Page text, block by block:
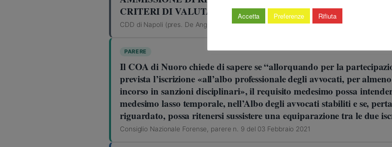
CRITERI DI VALUTAZIONE
CDD di Napoli (pres. De Angelis Giuseppe, rel. Cuomo Maria), decisione n. 9 del 05
PARERE
Il COA di Nuoro chiede di sapere se “allorquando per la
prevista l’iscrizione «all’albo professionale degli avvocati, per
incorso in sanzioni disciplinari», il requisito medesimo possa
medesimo lasso temporale, nell’Albo degli avvocati stabiliti e se,
riguardato, possa ritenersi sussistere una equiparazione tra le due
Consiglio Nazionale Forense, parere n. 9 del 03 Febbraio 2021
Accetta Preferenze Rifiuta